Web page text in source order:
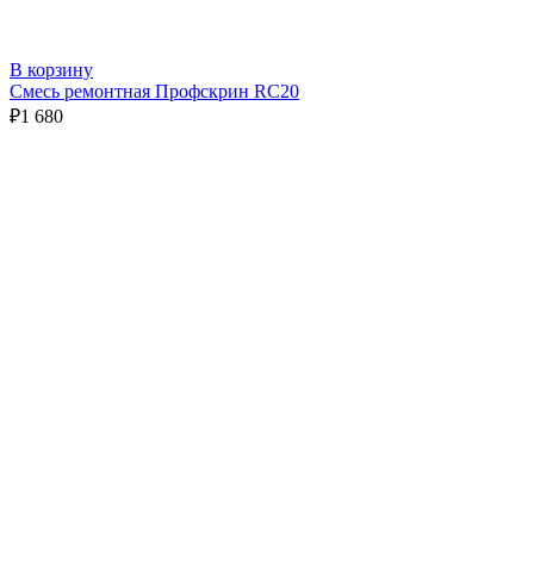
В корзину
Смесь ремонтная Профскрин RC20
₽1 680